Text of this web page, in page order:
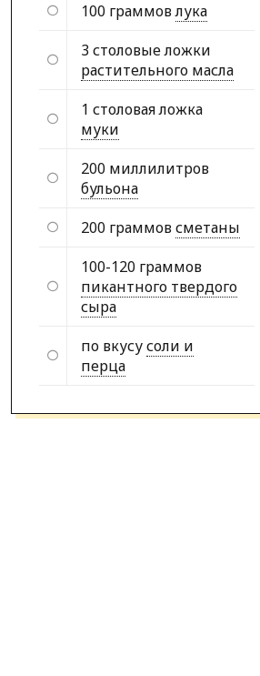
100 граммовлука
3 столовые ложки
растительного масла
1 столовая ложка
муки
200 миллилитров
бульона
200 граммовсметаны
100-120 граммов
пикантного твердого
сыра
по вкусусоли и
перца